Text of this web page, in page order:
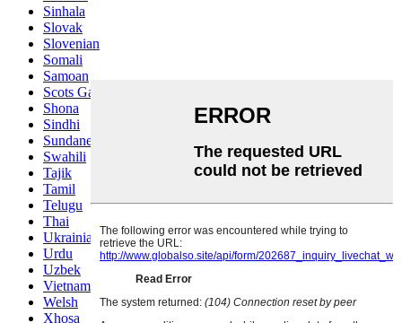
Sinhala
Slovak
Slovenian
Somali
Samoan
Scots Gaelic
Shona
Sindhi
Sundanese
Swahili
Tajik
Tamil
Telugu
Thai
Ukrainian
Urdu
Uzbek
Vietnamese
Welsh
Xhosa